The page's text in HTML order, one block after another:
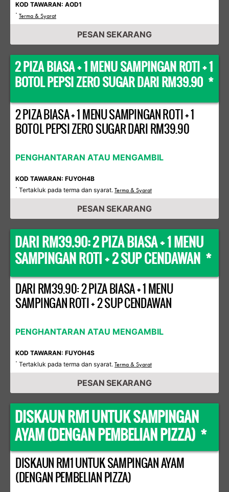
KOD TAWARAN: AOD1
* Terma & Syarat
PESAN SEKARANG
2 PIZA BIASA + 1 MENU SAMPINGAN ROTI + 1
BOTOL PEPSI ZERO SUGAR DARI RM39.90 *
2 PIZA BIASA + 1 MENU SAMPINGAN ROTI + 1
BOTOL PEPSI ZERO SUGAR DARI RM39.90
PENGHANTARAN ATAU MENGAMBIL
KOD TAWARAN: FUYOH4B
* Tertakluk pada terma dan syarat. Terma & Syarat
PESAN SEKARANG
DARI RM39.90: 2 PIZA BIASA + 1 MENU
SAMPINGAN ROTI + 2 SUP CENDAWAN *
DARI RM39.90: 2 PIZA BIASA + 1 MENU
SAMPINGAN ROTI + 2 SUP CENDAWAN
PENGHANTARAN ATAU MENGAMBIL
KOD TAWARAN: FUYOH4S
* Tertakluk pada terma dan syarat. Terma & Syarat
PESAN SEKARANG
DISKAUN RM1 UNTUK SAMPINGAN
AYAM (DENGAN PEMBELIAN PIZZA) *
DISKAUN RM1 UNTUK SAMPINGAN AYAM
(DENGAN PEMBELIAN PIZZA)